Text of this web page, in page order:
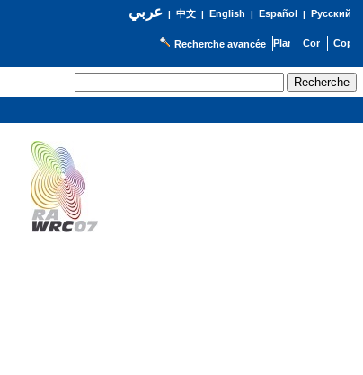
عربي| 中文| English | Español | Русский
Recherche avancée